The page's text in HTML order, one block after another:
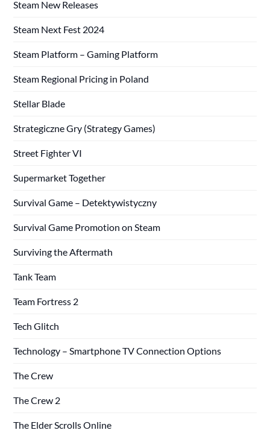
Steam New Releases
Steam Next Fest 2024
Steam Platform – Gaming Platform
Steam Regional Pricing in Poland
Stellar Blade
Strategiczne Gry (Strategy Games)
Street Fighter VI
Supermarket Together
Survival Game – Detektywistyczny
Survival Game Promotion on Steam
Surviving the Aftermath
Tank Team
Team Fortress 2
Tech Glitch
Technology – Smartphone TV Connection Options
The Crew
The Crew 2
The Elder Scrolls Online